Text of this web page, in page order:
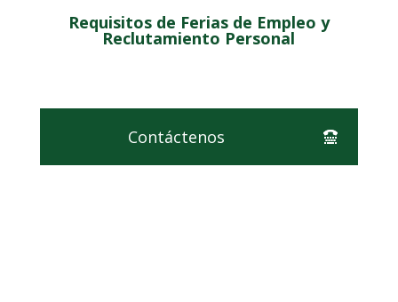
Requisitos de Ferias de Empleo y
Reclutamiento Personal
Contáctenos